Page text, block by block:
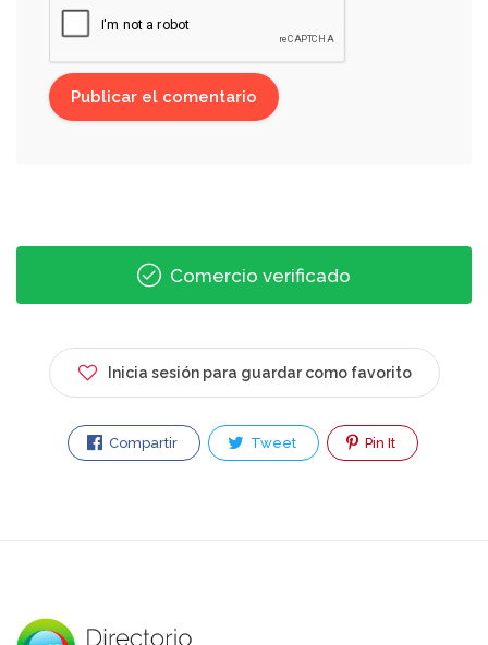
Comercio verificado
Inicia sesión para guardar como favorito
Compartir Tweet Pin It